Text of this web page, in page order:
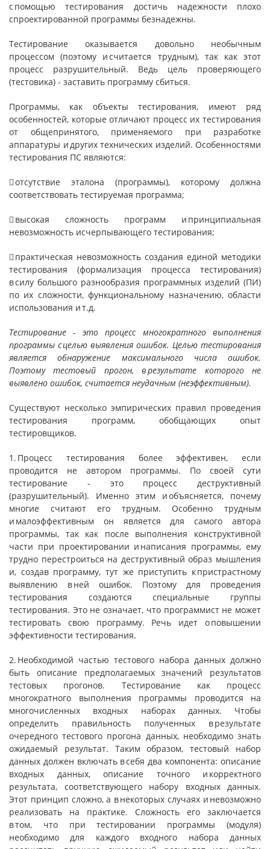
с помощью тестирования достичь надежности плохо
спроектированной программы безнадежны.
Тестирование оказывается довольно необычным
процессом (поэтому и считается трудным), так как этот
процесс разрушительный. Ведь цель проверяющего
(тестовика) - заставить программу сбиться.
Программы, как объекты тестирования, имеют ряд
особенно­стей, которые отличают процесс их тестирования
от общепринято­го, применяемого при разработке
аппаратуры и других технических изделий. Особенностями
тестирования ПС являются:
 отсутствие эталона (программы), которому должна
соответ­ствовать тестируемая программа;
 высокая сложность программ и принципиальная
невозможность исчерпывающего тестирования;
 практическая невозможность создания единой методики
тестирования (формализация процесса тестирования)
в силу большого разнообразия программных изделий (ПИ)
по их сложности, функциональному назначению, области
использования и т.д.
Тестирование - это процесс многократного выполнения
программы с целью выявления ошибок. Целью тестирования
является обнаружение максимального числа ошибок.
Поэтому тестовый прогон, в результате которого не
выявлено ошибок, считается неудач­ным (неэффективным).
Существуют несколько эмпирических правил проведения
тес­тирования программ, обобщающих опыт
тестировщиков.
1. Процесс тестирования более эффективен, если
проводится не автором программы. По своей сути
тестирование - это процесс деструктивный
(разрушительный). Именно этим и объясняется, поче­му
многие считают его трудным. Особенно трудным
и малоэффек­тивным он является для самого автора
программы, так как после выполнения конструктивной
части при проектировании и написания программы, ему
трудно перестроиться на деструктивный образ мышления
и, создав программу, тут же приступить к пристрастному
выявлению в ней ошибок. Поэтому для проведения
тестирования создаются специальные группы
тестирования. Это не означает, что программист не может
тестировать свою программу. Речь идет о повышении
эффективности тестирования.
2. Необходимой частью тестового набора данных должно
быть описание предполагаемых значений результатов
тестовых прогонов. Тестирование как процесс
многократного выполнения про­граммы проводится на
многочисленных входных наборах данных. Чтобы
определить правильность полученных в результате
очеред­ного тестового прогона данных, необходимо знать
ожидаемый ре­зультат. Таким образом, тестовый набор
данных должен включать в себя два компонента: описание
входных данных, описание точного и кор­ректного
результата, соответствующего набору входных данных.
Этот принцип сложно, а в некоторых случаях и невозможно
реализовать на практике. Сложность его заключается
в том, что при тестировании программы (модуля)
необходимо для каждого входного набора данных